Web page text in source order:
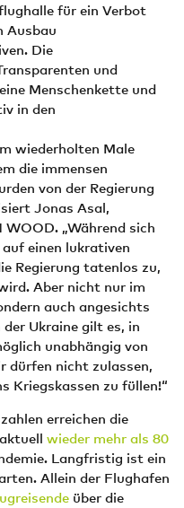
für ein Verbot
Ausbau
Die
und
Menschenkette und
in den
wiederholten Male
die immensen
von der Regierung
Jonas Asal,
„Während sich
einen lukrativen
Regierung tatenlos zu,
Aber nicht nur im
auch angesichts
Ukraine gilt es, in
unabhängig von
dürfen nicht zulassen,
Kriegskassen zu füllen!“
erreichen die
wieder mehr als 80
Langfristig ist ein
Allein der Flughafen
über die